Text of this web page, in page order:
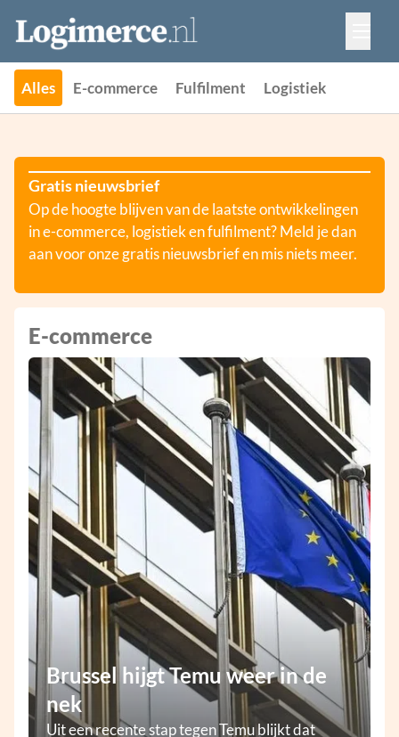
Vacatures
Events
Adverteren
Partners
Alles E-commerce Fulfilment Logistiek
Gratis nieuwsbrief
Op de hoogte blijven van de laatste ontwikkelingen
in e-commerce, logistiek en fulfilment? Meld je dan
aan voor onze gratis nieuwsbrief en mis niets meer.
E-commerce
Brussel hijgt Temu weer in de
nek
Uit een recente stap tegen Temu blijkt dat